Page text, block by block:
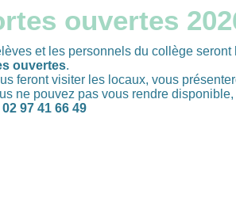
ouvertes
et les personnels du collège
ouvertes.
feront visiter les locaux, vous
ne pouvez pas vous rendre
97 41 66 49